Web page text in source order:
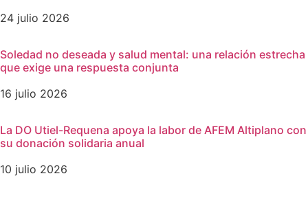
24 julio 2026
Soledad no deseada y salud mental: una relación estrecha
que exige una respuesta conjunta
16 julio 2026
La DO Utiel-Requena apoya la labor de AFEM Altiplano con
su donación solidaria anual
10 julio 2026